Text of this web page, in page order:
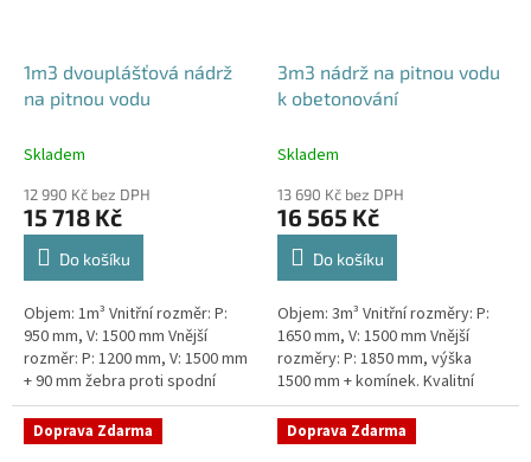
1m3 dvouplášťová nádrž
na pitnou vodu
Skladem
12 990 Kč bez DPH
15 718 Kč
Do košíku
Objem: 1m³ Vnitřní rozměr: P:
950 mm, V: 1500 mm Vnější
rozměr: P: 1200 mm, V: 1500 mm
+ 90 mm žebra proti spodní
vodě + komínek Kvalitní nádrž na
pitnou vodu do míst vysokou...
3m3 nádrž na pitnou vodu
k obetonování
Skladem
13 690 Kč bez DPH
16 565 Kč
Do košíku
Objem: 3m³ Vnitřní rozměry: P:
1650 mm, V: 1500 mm Vnější
rozměry: P: 1850 mm, výška
1500 mm + komínek. Kvalitní
nádrž na pitnou vodu pod
parkovací stání. Průměr a
umístění...
Doprava Zdarma Doprava Zdarma